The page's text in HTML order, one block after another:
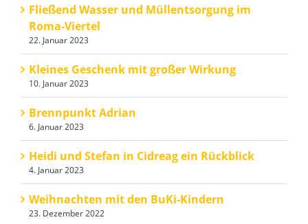
Fließend Wasser und Müllentsorgung im
Roma-Viertel
22. Januar 2023
Kleines Geschenk mit großer Wirkung
10. Januar 2023
Brennpunkt Adrian
6. Januar 2023
Heidi und Stefan in Cidreag ein Rückblick
4. Januar 2023
Weihnachten mit den BuKi-Kindern
23. Dezember 2022